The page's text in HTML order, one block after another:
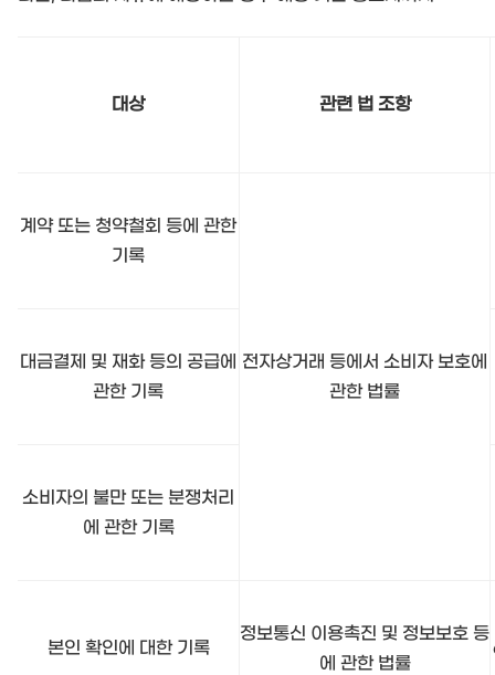
대상 관련 법 조항
계약 또는 청약철회 등에 관한
기록
전자상거래 등에서 소비자 보호에
관한 법률
대금결제 및 재화 등의 공급에
관한 기록
소비자의 불만 또는 분쟁처리
에 관한 기록
본인 확인에 대한 기록
정보통신 이용촉진 및 정보보호 등
에 관한 법률